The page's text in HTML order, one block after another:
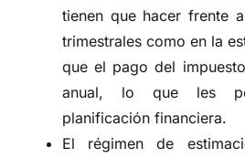
tienen que hacer frente
trimestrales como en la
que el pago del
anual, lo que les
planificación financiera.
El régimen de